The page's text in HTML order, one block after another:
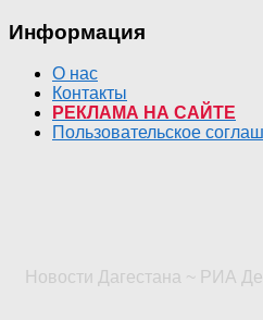
Информация
О нас
Контакты
РЕКЛАМА НА САЙТЕ
Пользовательское
Новости Дагестана ~ РИА